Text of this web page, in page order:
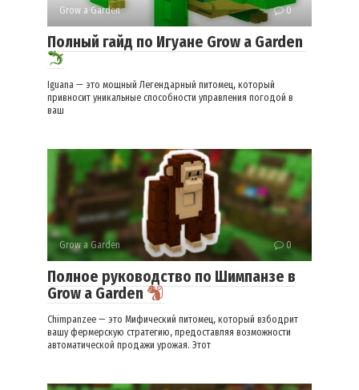
Grow a Garden 0
Полный гайд по Игуане Grow a Garden
Iguana — это мощный Легендарный питомец, который
привносит уникальные способности управления погодой в
ваш
Grow a Garden 0
Полное руководство по Шимпанзе в
Grow a Garden
Chimpanzee — это Мифический питомец, который взбодрит
вашу фермерскую стратегию, предоставляя возможности
автоматической продажи урожая. Этот